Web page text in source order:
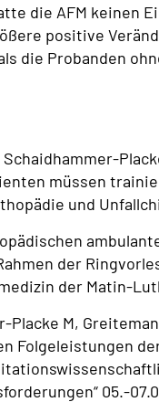
die AFM keinen
positive
die Probanden
müssen
und
der
der Matin-
Placke M,
Folgeleistungen
05.-